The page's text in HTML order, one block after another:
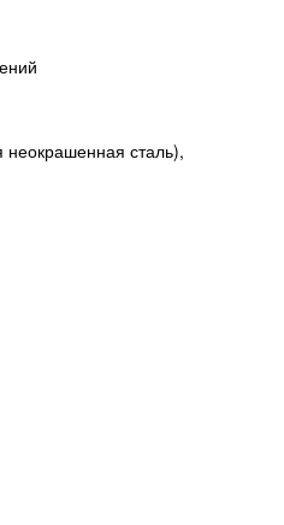
неокрашенная сталь),